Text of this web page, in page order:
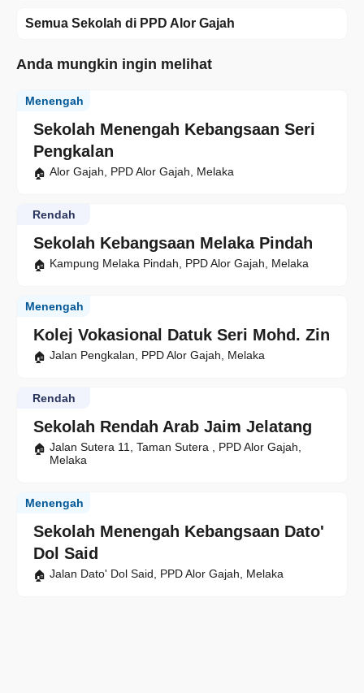
Semua Sekolah di PPD Alor Gajah
Anda mungkin ingin melihat
Sekolah Menengah Kebangsaan Seri
Pengkalan
Menengah
Alor Gajah, PPD Alor Gajah, Melaka
Sekolah Kebangsaan Melaka Pindah
Rendah
Kampung Melaka Pindah, PPD Alor Gajah, Melaka
Kolej Vokasional Datuk Seri Mohd. Zin
Menengah
Jalan Pengkalan, PPD Alor Gajah, Melaka
Sekolah Rendah Arab Jaim Jelatang
Rendah
Jalan Sutera 11, Taman Sutera , PPD Alor Gajah,
Melaka
Sekolah Menengah Kebangsaan Dato'
Dol Said
Menengah
Jalan Dato' Dol Said, PPD Alor Gajah, Melaka